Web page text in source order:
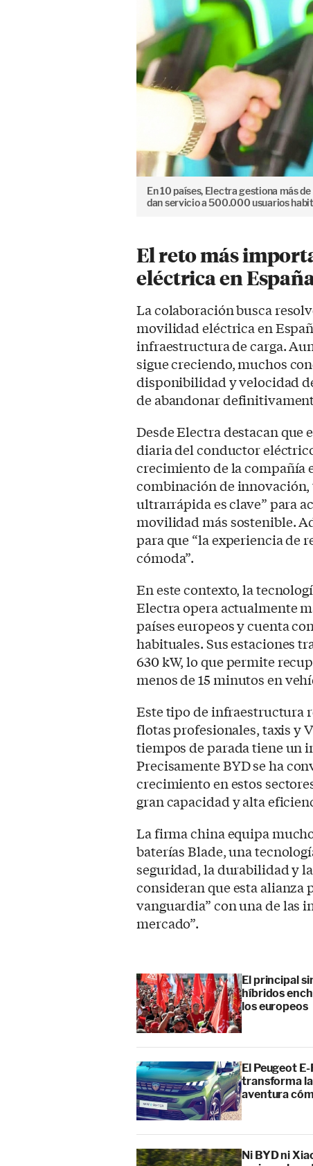
En 10 países, Electra gestiona más
dan servicio a 500.000 usuarios
El reto más
eléctrica en
La colaboración busca
movilidad eléctrica en
infraestructura de carga.
sigue creciendo, muchos
disponibilidad y velocidad
de abandonar
Desde Electra destacan
diaria del conductor
crecimiento de la compañía
combinación de innovación,
ultrarrápida es clave” para
movilidad más sostenible.
para que “la experiencia de
cómoda”.
En este contexto, la
Electra opera actualmente
países europeos y cuenta
habituales. Sus estaciones
630 kW, lo que permite
menos de 15 minutos en
Este tipo de infraestructura
flotas profesionales, taxis y
tiempos de parada tiene un
Precisamente BYD se ha
crecimiento en estos
gran capacidad y alta
La firma china equipa
baterías Blade, una
seguridad, la durabilidad y
consideran que esta
vanguardia” con una de las
mercado”.
El principal
híbridos
los europeos
El Peugeot
transforma
aventura
Ni BYD ni